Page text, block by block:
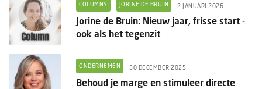
COLUMNS JORINE DE BRUIN 2 JANUARI 2026
Jorine de Bruin: Nieuw jaar, frisse start -
ook als het tegenzit
ONDERNEMEN 30 DECEMBER 2025
Behoud je marge en stimuleer directe